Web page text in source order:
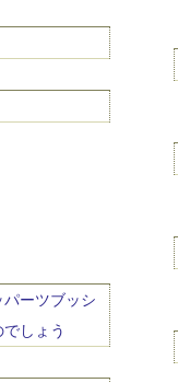
ーツブッシ
しょう